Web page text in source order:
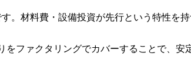
。材料費・設備投資が先行という特性を
ファクタリングでカバーすることで、安